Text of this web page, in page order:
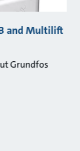
and Multilift
Grundfos